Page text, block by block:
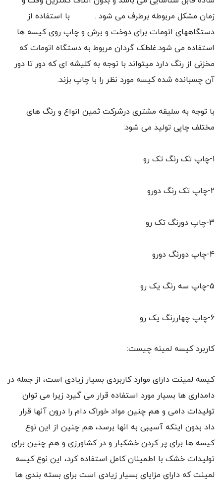
زمان مشکل مربوطه برطرف می شود . با استفاده از
دستگاههای اتومات برای دوخت و برش و چاپ روی کیسه ها
استفاده می شود.غلطک گردان مربوط به دستگاه اتومات که
مخزنی از رنگ دارد میتواند با توجه به کلیشه ای که دور تا دور
آن چسبانده شده کیسه مورد نظر را با چاپ بزند.
با توجه به سلیقه مشتری درشرکت ثمین انواع و رنگ های
مختلف چاپی تولید می شود:
1-چاپ تک رنگ تک رو
2-چاپ تک رنگ دورو
3-چاپ دورنگ تک رو
4-چاپ دورنگ دورو
5-چاپ سه رنگ یک رو
6-چاپ چهاررنگ یک رو
کاربرد کیسه لمینه چیست:
کیسه لمینت دارای موارد کاربردی بسیار زیادی است، از جمله در
دامداری ها بسیار مورد استفاده قرار می گیرد زیرا می توان
تولیدات دامی و هم چنین مواد خوراک دام را درون آنها قرار
داد بدون اینکه آسیبی به انها برسد، هم چنین از این نوع
کیسه ها برای پر کردن خشکبار و در کشاورزی و هم چنین برای
تولیدات خشک با اطمینان کامل استفاده کرد، این نوع کیسه
لمینت که دارای مزایای بسیار زیادی است برای بسته بندی ها